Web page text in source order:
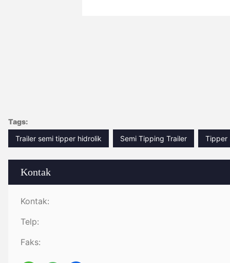
Kontak
Kontak:
Telp:
Faks:
Tags:
Trailer semi tipper hidrolik
Semi Tipping Trailer Tipper